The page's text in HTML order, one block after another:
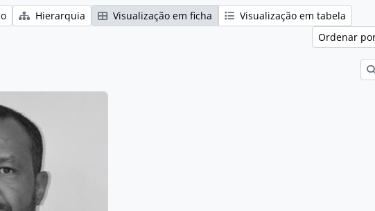
Hierarquia Visualização em ficha
Visualização em tabela
Ordenar